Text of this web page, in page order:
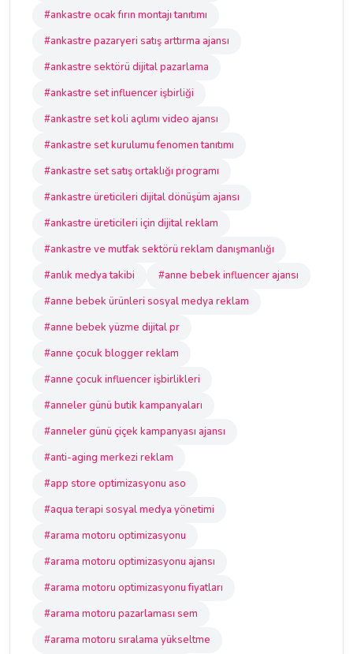
#ankastre ocak fırın montajı tanıtımı
#ankastre pazaryeri satış arttırma ajansı
#ankastre sektörü dijital pazarlama
#ankastre set influencer işbirliği
#ankastre set koli açılımı video ajansı
#ankastre set kurulumu fenomen tanıtımı
#ankastre set satış ortaklığı programı
#ankastre üreticileri dijital dönüşüm ajansı
#ankastre üreticileri için dijital reklam
#ankastre ve mutfak sektörü reklam danışmanlığı
#anlık medya takibi
#anne bebek influencer ajansı
#anne bebek ürünleri sosyal medya reklam
#anne bebek yüzme dijital pr
#anne çocuk blogger reklam
#anne çocuk influencer işbirlikleri
#anneler günü butik kampanyaları
#anneler günü çiçek kampanyası ajansı
#anti-aging merkezi reklam
#app store optimizasyonu aso
#aqua terapi sosyal medya yönetimi
#arama motoru optimizasyonu
#arama motoru optimizasyonu ajansı
#arama motoru optimizasyonu fiyatları
#arama motoru pazarlaması sem
#arama motoru sıralama yükseltme